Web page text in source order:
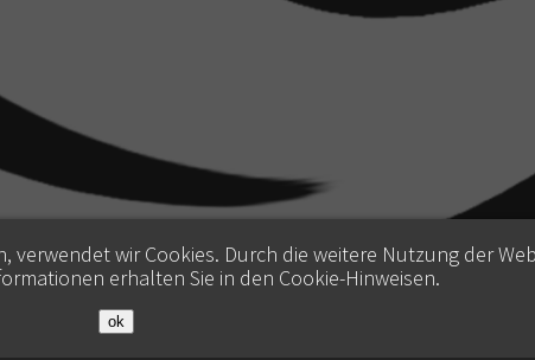
wir Cookies. Durch die weitere Nutzung der
erhalten Sie in den Cookie-Hinweisen.
ok